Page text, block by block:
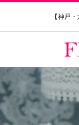
【神戸